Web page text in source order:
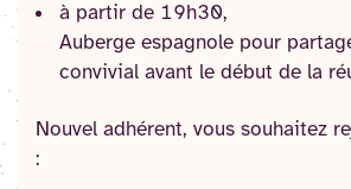
à partir de 19h30,
Auberge espagnole pour
convivial avant le début de la
Nouvel adhérent, vous souhaitez
: